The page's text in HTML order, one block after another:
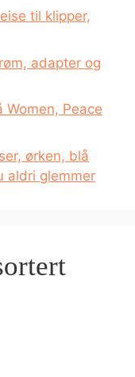
til klipper,
adapter og
Peace
ørken, blå
aldri glemmer